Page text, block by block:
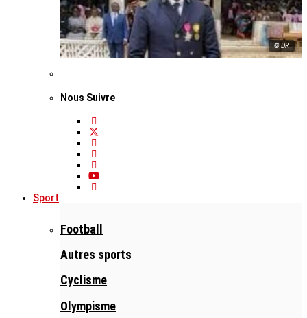
© DR
Nous Suivre
Sport
Football
Autres sports
Cyclisme
Olympisme